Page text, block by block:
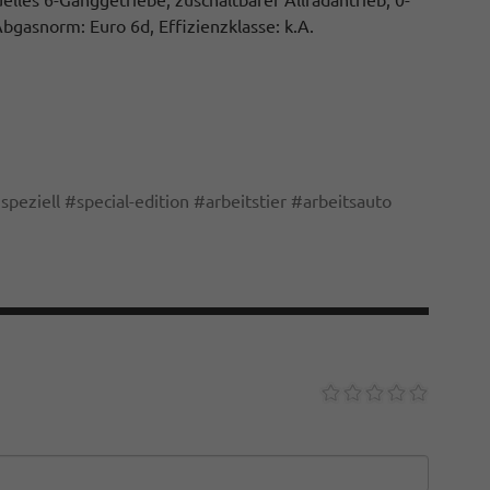
Euro 6d, Effizienzklasse: k.A.
speziell #special-edition #arbeitstier #arbeitsauto